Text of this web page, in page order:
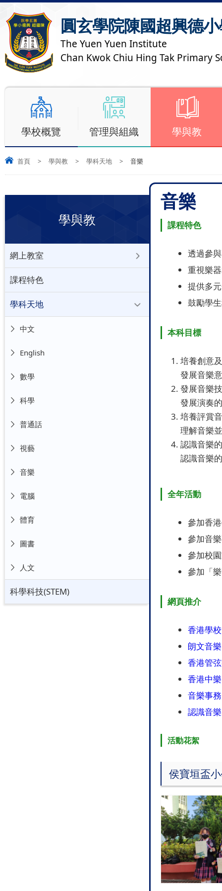
圓玄學院陳國超興德
The Yuen Yuen Institute
Chan Kwok Chiu Hing Tak Primary
學校概覽 管理與組織 學與教
首頁 > 學與教 > 學科天地 > 音樂
音樂
課程特色
透過參
重視樂
提供多
鼓勵學
本科目標
培養創意
發展音樂
發展音樂
發展演奏
培養評賞
理解音樂
認識音樂
認識音樂
全年活動
參加香
參加音
參加校
參加「
網頁推介
香港學
朗文音樂
香港管
香港中
音樂事
認識音
活動花絮
侯寶垣盃
學與教
網上教室
課程特色
學科天地
中文
English
數學
科學
普通話
視藝
音樂
電腦
體育
圖書
人文
科學科技(STEM)